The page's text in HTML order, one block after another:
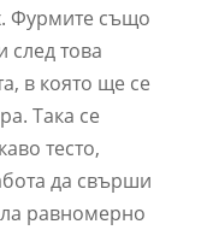
Фурмите също
след това
в която ще се
Така се
тесто,
да свърши
равномерно